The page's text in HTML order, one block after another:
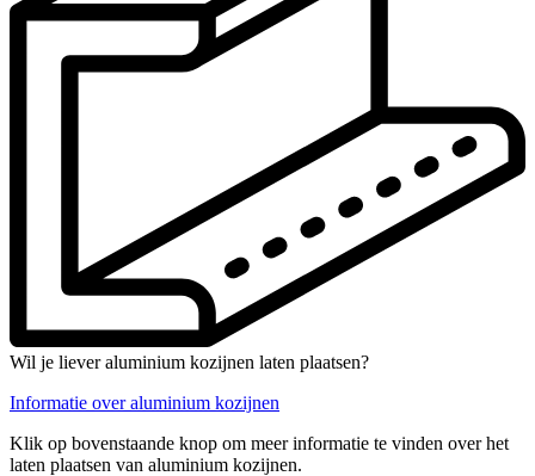
Wil je liever aluminium kozijnen laten plaatsen?
Informatie over aluminium kozijnen
Klik op bovenstaande knop om meer informatie te vinden over het
laten plaatsen van aluminium kozijnen.